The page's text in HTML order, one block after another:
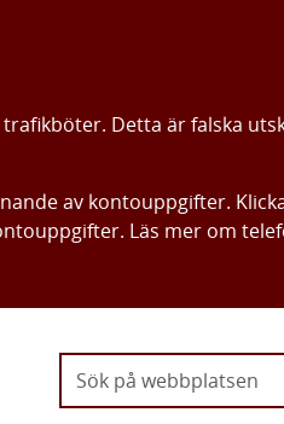
Detta är falska
av kontouppgifter.
Läs mer om